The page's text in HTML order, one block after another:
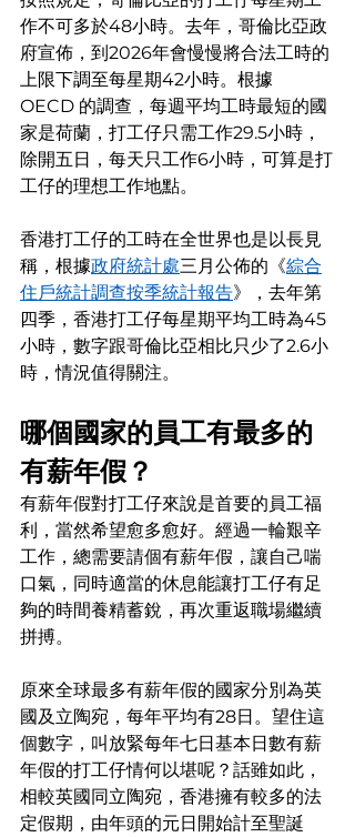
作不可多於48小時。去年，哥倫比亞政
府宣佈，到2026年會慢慢將合法工時的
上限下調至每星期42小時。根據
OECD 的調查，每週平均工時最短的國
家是荷蘭，打工仔只需工作29.5小時，
除開五日，每天只工作6小時，可算是打
工仔的理想工作地點。
香港打工仔的工時在全世界也是以長見
稱，根據政府統計處三月公佈的《綜合
住戶統計調查按季統計報告》，去年第
四季，香港打工仔每星期平均工時為45
小時，數字跟哥倫比亞相比只少了2.6小
時，情況值得關注。
哪個國家的員工有最多的
有薪年假？
有薪年假對打工仔來說是首要的員工福
利，當然希望愈多愈好。經過一輪艱辛
工作，總需要請個有薪年假，讓自己喘
口氣，同時適當的休息能讓打工仔有足
夠的時間養精蓄銳，再次重返職場繼續
拼搏。
原來全球最多有薪年假的國家分別為英
國及立陶宛，每年平均有28日。望住這
個數字，叫放緊每年七日基本日數有薪
年假的打工仔情何以堪呢？話雖如此，
相較英國同立陶宛，香港擁有較多的法
定假期，由年頭的元日開始計至聖誕